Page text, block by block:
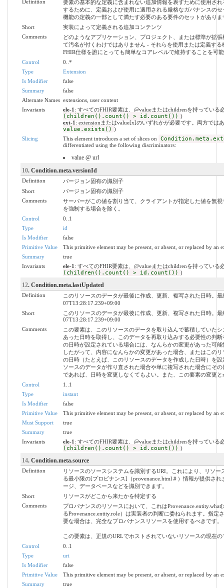
Definition
要素の基本的な定義に含まれない追加情報を表すために使用さ
するために、定義および使用に適用される厳格なガバナンスの
機能の定義の一部として満たす必要のある要件のセットがありま
Short
実装によって定義される追加コンテンツ
Comments
どのようなアプリケーション、プロジェクト、または標準が拡
て汚名が付くわけではありません - それらを使用または定義す
FHIR仕様を誰にとっても簡単なコアレベルで維持することを可
Control
0..*
Type
Extension
Is Modifier
false
Summary
false
Alternate Names extensions, user content
Invariants
ele-1 : すべてのFHIR要素は、@valueまたはchildrenを持っている
(children().count() > id.count()) )
ext-1 : extensionまたはvalue[x]のいずれかが必要です。両方では
value.exists() )
Slicing
This element introduces a set of slices on
differentiated using the following discriminators:
value @ url
10. Condition.meta.versionId
Definition
バージョン固有の識別子
Short
バージョン固有の識別子
Comments
サーバーがこの値を割り当て、クライアントが指定した値を無
を強制する場合を除く。
Control
0..1
Type
id
Is Modifier
false
Primitive Value
This primitive element may be present, or absent, or replaced by an
Summary
true
Invariants
ele-1 : すべてのFHIR要素は、@valueまたはchildrenを持っている
(children().count() > id.count()) )
12. Condition.meta.lastUpdated
Definition
このリソースのデータが最後に作成、更新、複写された日時。
07T13:28:17.239+09:00
Short
このリソースのデータが最後に作成、更新、複写された日時。
07T13:28:17.239+09:00
Comments
この要素は、このリソースのデータを取り込んで蓄積していた
あった日時を取得し、このデータを再取り込みする必要性の判
の日時が設定されている場合には、なんらかの変更があった可
したがって、内容になんらかの変更があった場合、またはこの
の日時（たとえば、このリソースのデータを作成した日時）を
ソースのデータが作り直された場合や単に複写された場合にそ
であれば、日時を変更しなくてもよい。また、この要素の変更
Control
1..1
Type
instant
Is Modifier
false
Primitive Value
This primitive element may be present, or absent, or replaced by an
Must Support
true
Summary
true
Invariants
ele-1 : すべてのFHIR要素は、@valueまたはchildrenを持っている
(children().count() > id.count()) )
14. Condition.meta.source
Definition
リソースのソースシステムを識別するURI。これにより、リソ
る最小限の[プロビナンス]（provenance.html＃）情報が提供さ
ージ、データベースなどを識別できます。
Short
リソースがどこから来たかを特定する
Comments
プロバナンスのリソースにおいて、これは
るProvenance.entity.role）は実装者の判断に委ねられます。指
要な場合は、完全なプロバナンスリソースを使用するべきです。
この要素は、正規のURLでホストされていないリソースの現在
Control
0..1
Type
uri
Is Modifier
false
Primitive Value
This primitive element may be present, or absent, or replaced by an
Summary
true